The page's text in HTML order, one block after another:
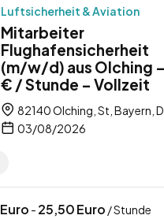
Luftsicherheit & Aviation
Mitarbeiter
Flughafensicherheit
(m/w/d) aus Olching
€ / Stunde – Vollzeit
82140 Olching, St, Bayern,
03/08/2026
Euro - 25,50Euro / Stunde